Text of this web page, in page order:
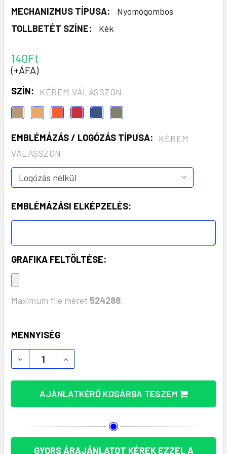
MECHANIZMUS TÍPUSA:
Nyomógombos
TOLLBETÉT SZÍNE:
Kék
140Ft
(+ÁFA)
SZÍN: KÉREM VÁLASSZON
EMBLÉMÁZÁS / LOGÓZÁS TÍPUSA:
KÉREM
VÁLASSZON
EMBLÉMÁZÁSI ELKÉPZELÉS:
GRAFIKA FELTÖLTÉSE:
Maximum file méret 524288,
KÉSZLET:
MENNYISÉG
BOOKOT ECO GOLYÓSTOLL – FENNTARTHATÓ
BOOKOT ECO GOLYÓSTOLL –
AJÁNLATKÉRŐ KOSÁRBA TESZEM
GYORS ÁRAJÁNLATOT KÉREK EZZEL A